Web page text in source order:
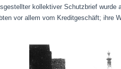
kollektiver Schutzbrief
vor allem vom Kreditgeschäft; ihre